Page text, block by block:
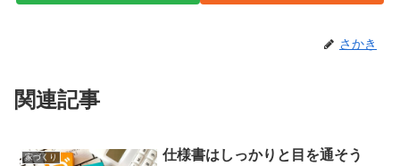
さかき
関連記事
家づくり 仕様書はしっかりと目を通そう